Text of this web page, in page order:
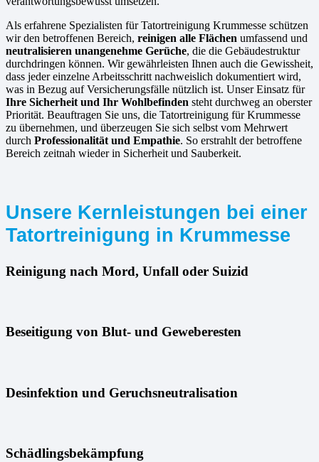
Als erfahrene Spezialisten für Tatortreinigung Krummesse schützen
wir den betroffenen Bereich, reinigen alle Flächen umfassend und
neutralisieren unangenehme Gerüche, die die Gebäudestruktur
durchdringen können. Wir gewährleisten Ihnen auch die Gewissheit,
dass jeder einzelne Arbeitsschritt nachweislich dokumentiert wird,
was in Bezug auf Versicherungsfälle nützlich ist. Unser Einsatz für
Ihre Sicherheit und Ihr Wohlbefinden steht durchweg an oberster
Priorität. Beauftragen Sie uns, die Tatortreinigung für Krummesse
zu übernehmen, und überzeugen Sie sich selbst vom Mehrwert
durch Professionalität und Empathie. So erstrahlt der betroffene
Bereich zeitnah wieder in Sicherheit und Sauberkeit.
Unsere Kernleistungen bei einer
Tatortreinigung in Krummesse
Reinigung nach Mord, Unfall oder Suizid
Beseitigung von Blut- und Geweberesten
Desinfektion und Geruchsneutralisation
Schädlingsbekämpfung